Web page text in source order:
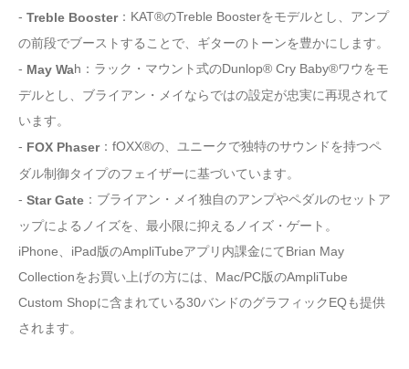
- Treble Booster：KAT®のTreble Boosterをモデルとし、アンプ
の前段でブーストすることで、ギターのトーンを豊かにします。
- May Wah：ラック・マウント式のDunlop® Cry Baby®ワウをモ
デルとし、ブライアン・メイならではの設定が忠実に再現されて
います。
- FOX Phaser：fOXX®の、ユニークで独特のサウンドを持つペ
ダル制御タイプのフェイザーに基づいています。
- Star Gate ：ブライアン・メイ独自のアンプやペダルのセットア
ップによるノイズを、最小限に抑えるノイズ・ゲート。
iPhone、iPad版のAmpliTubeアプリ内課金にてBrian May
Collectionをお買い上げの方には、Mac/PC版のAmpliTube
Custom Shopに含まれている30バンドのグラフィックEQも提供
されます。